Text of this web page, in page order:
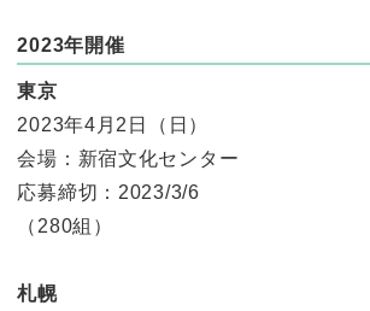
2023年開催
東京
2023年4月2日（日）
会場：新宿文化センター
応募締切：2023/3/6
（280組）
札幌